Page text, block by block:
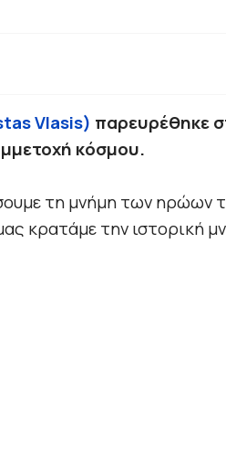
Vlasis) παρευρέθηκε
κόσμου.
τη μνήμη των ηρώων
κρατάμε την ιστορική